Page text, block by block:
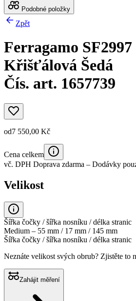
Podobné položky
Zpět
Ferragamo SF2997
Křišťálová Šedá
Čís. art. 1657739
od7 550,00 Kč
Cena celkem
vč. DPH Doprava zdarma – Dodávky
Velikost
Šířka čočky / šířka nosníku / délka stranic
Medium – 55 mm / 17 mm / 145 mm
Šířka čočky / šířka nosníku / délka stranic
Neznáte velikost svých obrub? Zjistěte to
Zahájit měření